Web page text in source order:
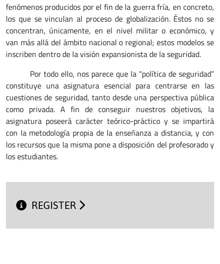
fenómenos producidos por el fin de la guerra fría, en concreto,
los que se vinculan al proceso de globalización. Éstos no se
concentran, únicamente, en el nivel militar o económico, y
van más allá del ámbito nacional o regional; estos modelos se
inscriben dentro de la visión expansionista de la seguridad.
Por todo ello, nos parece que la "política de seguridad”
constituye una asignatura esencial para centrarse en las
cuestiones de seguridad, tanto desde una perspectiva pública
como privada. A fin de conseguir nuestros objetivos, la
asignatura poseerá carácter teórico-práctico y se impartirá
con la metodología propia de la enseñanza a distancia, y con
los recursos que la misma pone a disposición del profesorado y
los estudiantes.
REGISTER